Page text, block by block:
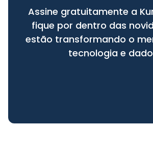
Assine gratuitamente a
fique por dentro das
estão transformando o
tecnologia e